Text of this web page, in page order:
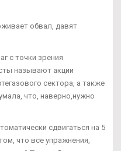
обвал, давят
с точки зрения
называют акции
сектора, а также
что, наверно,нужно
сдвигаться на 5
что все упражнения,